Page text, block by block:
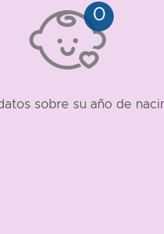
sobre su año de